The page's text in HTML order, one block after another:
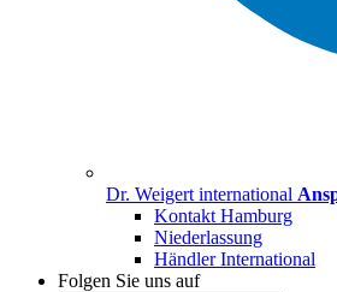
Dr. Weigert international
Kontakt Hamburg
Niederlassung
Händler International
Folgen Sie uns auf